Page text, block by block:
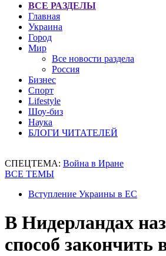
ВСЕ РАЗДЕЛЫ
Главная
Украина
Город
Мир
Все новости раздела
Россия
Бизнес
Спорт
Lifestyle
Шоу-биз
Наука
БЛОГИ ЧИТАТЕЛЕЙ
СПЕЦТЕМА: Война в Иране
ВСЕ ТЕМЫ
Вступление Украины в ЕС
В Нидерландах
способ закончить